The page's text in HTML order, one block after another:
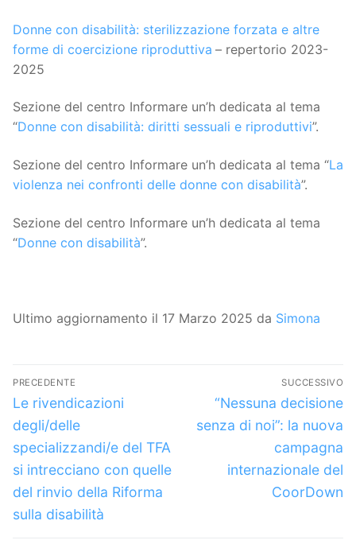
Donne con disabilità: sterilizzazione forzata e altre
forme di coercizione riproduttiva – repertorio 2023-
2025
Sezione del centro Informare un’h dedicata al tema
“Donne con disabilità: diritti sessuali e riproduttivi”.
Sezione del centro Informare un’h dedicata al tema “La
violenza nei confronti delle donne con disabilità”.
Sezione del centro Informare un’h dedicata al tema
“Donne con disabilità”.
Ultimo aggiornamento il 17 Marzo 2025 da Simona
Navigazione
articoli
PRECEDENTE
Articolo
precedente:
Le rivendicazioni
degli/delle
specializzandi/e del TFA
si intrecciano con quelle
del rinvio della Riforma
sulla disabilità
SUCCESSIVO
Articolo
successivo:
“Nessuna decisione
senza di noi”: la nuova
campagna
internazionale del
CoorDown